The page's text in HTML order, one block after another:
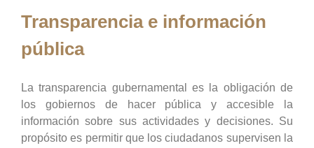
Transparencia e información
pública
La transparencia gubernamental es la obligación de
los gobiernos de hacer pública y accesible la
información sobre sus actividades y decisiones. Su
propósito es permitir que los ciudadanos supervisen la